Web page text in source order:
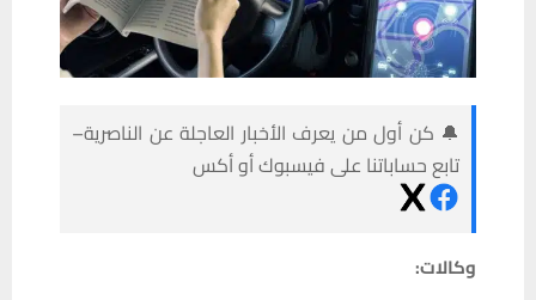
🔔 كن أول من يعرف الأخبار العاجلة عن الناصرية–
تابع حساباتنا على فيسبوك أو أكس
وكالات: